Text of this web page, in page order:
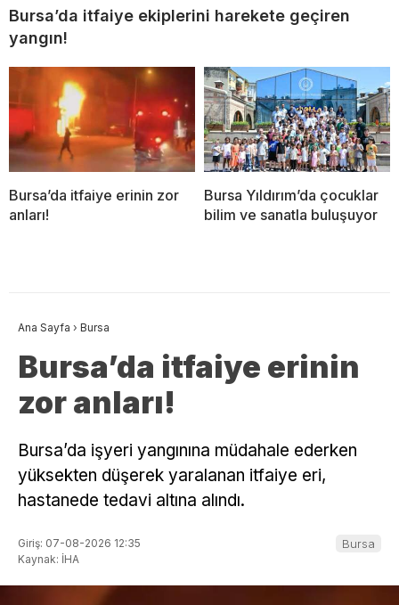
Bursa’da itfaiye ekiplerini harekete geçiren
yangın!
Bursa’da itfaiye erinin zor
anları!
Bursa Yıldırım’da çocuklar
bilim ve sanatla buluşuyor
Ana Sayfa › Bursa
Bursa’da itfaiye erinin
zor anları!
Bursa’da işyeri yangınına müdahale ederken
yüksekten düşerek yaralanan itfaiye eri,
hastanede tedavi altına alındı.
Giriş: 07-08-2026 12:35
Kaynak: İHA
Bursa